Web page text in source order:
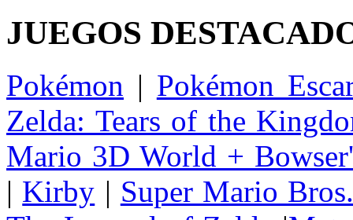
JUEGOS
Pokémon | Pokémon
Zelda: Tears of the
Mario 3D World +
| Kirby | Super Mario